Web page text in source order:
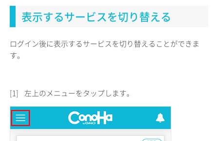
表示するサービスを切り替える
ログイン後に表示するサービスを切り替えることができま
す。
[1] 左上のメニューをタップします。